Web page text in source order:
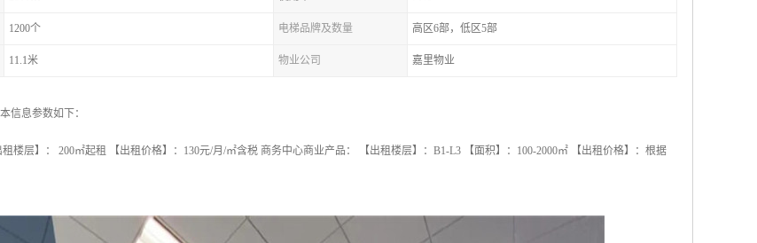
1200个 电梯品牌及数量 高区6部，低区5部
11.1米 物业公司 嘉里物业
信息参数如下：
楼层】： 200㎡起租 【出租价格】：130元/月/㎡含税 商务中心商业产品： 【出租楼层】：B1-L3 【面积】：100-2000㎡ 【出租价格】：根据